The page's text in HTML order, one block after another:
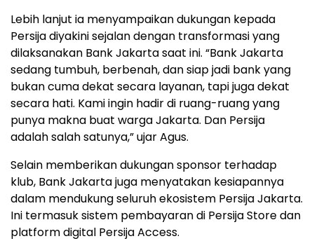
Lebih lanjut ia menyampaikan dukungan kepada
Persija diyakini sejalan dengan transformasi yang
dilaksanakan Bank Jakarta saat ini. “Bank Jakarta
sedang tumbuh, berbenah, dan siap jadi bank yang
bukan cuma dekat secara layanan, tapi juga dekat
secara hati. Kami ingin hadir di ruang-ruang yang
punya makna buat warga Jakarta. Dan Persija
adalah salah satunya,” ujar Agus.
Selain memberikan dukungan sponsor terhadap
klub, Bank Jakarta juga menyatakan kesiapannya
dalam mendukung seluruh ekosistem Persija Jakarta.
Ini termasuk sistem pembayaran di Persija Store dan
platform digital Persija Access.